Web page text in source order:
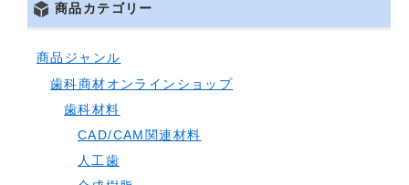
商品カテゴリー
商品ジャンル
歯科商材オンラインショップ
歯科材料
CAD/CAM関連材料
人工歯